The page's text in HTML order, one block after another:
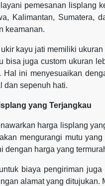
pemesanan lisplang
Kalimantan, Sumatera,
keamanan.
kayu jati memiliki
bisa juga custom ukuran
Hal ini menyesuaikan
dan sepenuh hati.
yang Terjangkau
harga lisplang
mengurangi mutu
dengan harga yang
biaya pengiriman
alamat yang ditujukan.